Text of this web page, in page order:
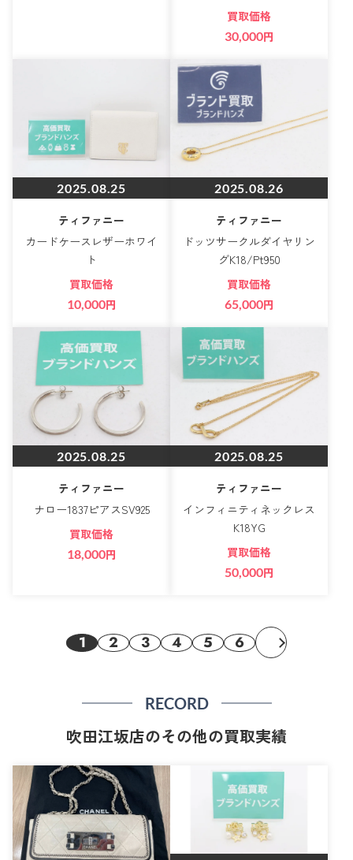
買取価格
30,000円
2025.08.25
ティファニー
カードケースレザーホワイ
ト
買取価格
10,000円
2025.08.26
ティファニー
ドッツサークルダイヤリン
グK18/Pt950
買取価格
65,000円
2025.08.25
ティファニー
ナロー1837ピアスSV925
買取価格
18,000円
2025.08.25
ティファニー
インフィニティネックレス
K18YG
買取価格
50,000円
1 2 3 4 5 6
RECORD
吹田江坂店のその他の買取実績